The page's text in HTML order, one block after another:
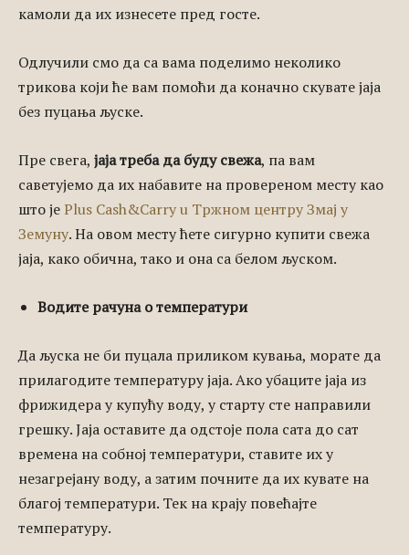
камоли да их изнесете пред госте.
Одлучили смо да са вама поделимо неколико
трикова који ће вам помоћи да коначно скувате јаја
без пуцања љуске.
Пре свега, јаја треба да буду свежа, па вам
саветујемо да их набавите на провереном месту као
што јеPlus Cash&Carry u Тржном центру Змај у
Земуну. На овом месту ћете сигурно купити свежа
јаја, како обична, тако и она са белом љуском.
Водите рачуна о температури
Да љуска не би пуцала приликом кувања, морате да
прилагодите температуру јаја. Ако убаците јаја из
фрижидера у купућу воду, у старту сте направили
грешку. Јаја оставите да одстоје пола сата до сат
времена на собној температури, ставите их у
незагрејану воду, а затим почните да их кувате на
благој температури. Тек на крају повећајте
температуру.